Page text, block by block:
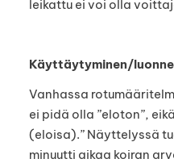
leikattu ei voi olla
Käyttäytyminen/luonne
Vanhassa
ei pidä olla ”eloton”,
(eloisa).” Näyttelyssä
minuutti aikaa koiran